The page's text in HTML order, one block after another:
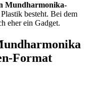
Mundharmonika-
besteht. Bei dem
eher ein Gadget.
Format